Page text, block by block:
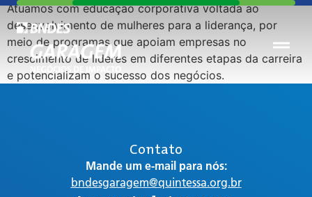
Atuamos com educação corporativa voltada ao
desenvolvimento de mulheres para a liderança, por
meio de programas que apoiam empresas no
crescimento de líderes em diferentes etapas da carreira
e potencializam o sucesso dos negócios.
Contato
Mande um e-mail para nós:
bndesgaragem@quintessa.org.br